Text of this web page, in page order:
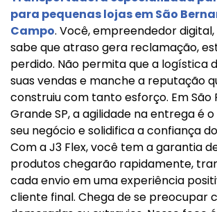
para pequenas lojas em São
Campo. Você, empreendedor
sabe que atraso gera reclamação,
perdido. Não permita que a logística
suas vendas e manche a reputação
construiu com tanto esforço. Em São
Grande SP, a agilidade na entrega é
seu negócio e solidifica a confiança
Com a J3 Flex, você tem a garantia
produtos chegarão rapidamente,
cada envio em uma experiência
cliente final. Chega de se preocupar